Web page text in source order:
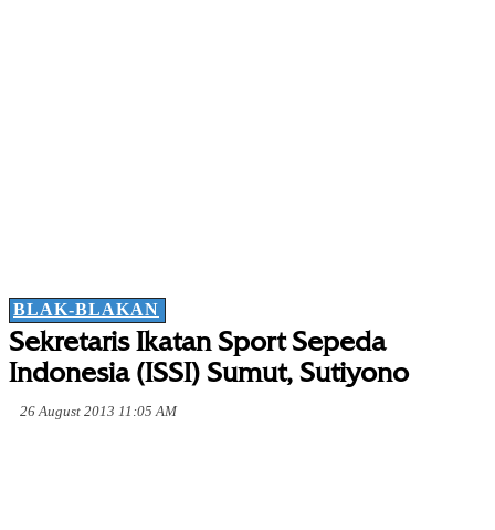
BLAK-BLAKAN
Sekretaris Ikatan Sport Sepeda
Indonesia (ISSI) Sumut, Sutiyono
26 August 2013 11:05 AM